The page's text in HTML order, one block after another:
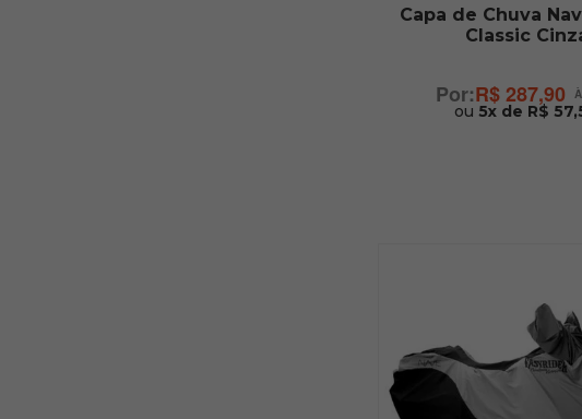
Capa de Chuva
Classic
R$ 287,90
ou5x de R$